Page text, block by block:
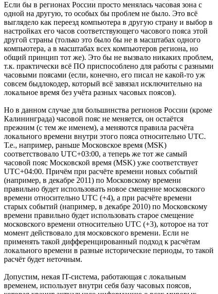
Если бы в регионах России просто менялась часовая зона с
одной на другую, то особых бы проблем не было. Это всё
выглядело как переезд компьютера в другую страну и выбор в
настройках его часов соответствующего часового пояса этой
другой страны (только это было бы не в масштабах одного
компьютера, а в масштабах всех компьютеров региона, но
общий принцип тот же). Это бы не вызвало никаких проблем,
т.к. практически всё ПО приспособлено для работы с разными
часовыми поясами (если, конечно, его писал не какой-то уж
совсем быдлокодер, который всё завязал исключительно на
локальное время без учёта разных часовых поясов).
Но в данном случае для большинства регионов России (кроме
Калининграда) часовой пояс не меняется, он остаётся
прежним (с тем же именем), а меняются правила расчёта
локального времени внутри этого пояса относительно UTC.
Т.е., например, раньше Московское время (MSK)
соответствовало UTC+03:00, а теперь же тот же самый
часовой пояс Московской время (MSK) уже соответствует
UTC+04:00. Причём при расчёте времени новых событий
(например, в декабре 2011) по Московскому времени
правильно будет использовать новое смещение московского
времени относительно UTC (+4), а при расчёте времени
старых событий (например, в декабре 2010) по Московскому
времени правильно будет использовать старое смещение
московского времени относительно UTC (+3), которое на тот
момент действовало для московского времени. Если не
применять такой дифференцированный подход к расчётам
локального времени в разные исторические периоды, то такой
расчёт будет неточным.
Допустим, некая IT-система, работающая с локальным
временем, использует внутри себя базу часовых поясов,